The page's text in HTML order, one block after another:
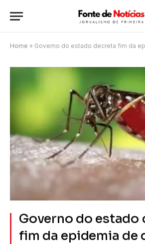
Home » Governo do estado decreta fim da
Governo do estado
fim da epidemia de